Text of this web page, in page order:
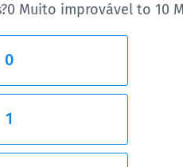
0 Muito improvável to 10
0
1